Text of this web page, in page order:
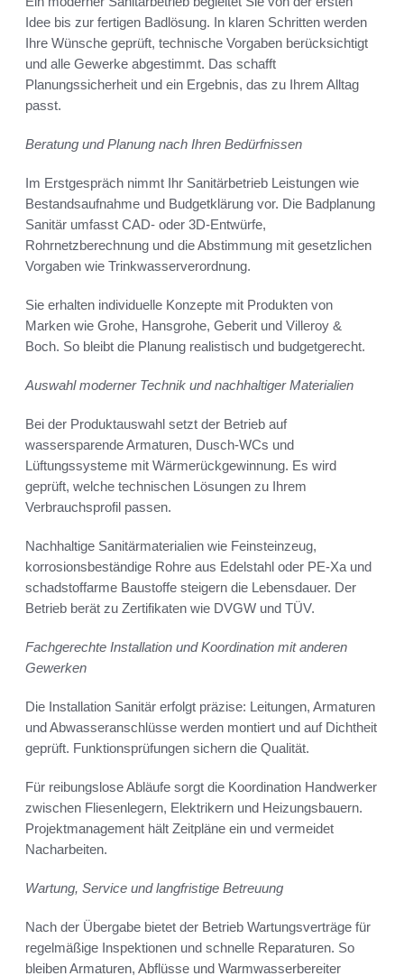
Idee bis zur fertigen Badlösung. In klaren Schritten werden
Ihre Wünsche geprüft, technische Vorgaben berücksichtigt
und alle Gewerke abgestimmt. Das schafft
Planungssicherheit und ein Ergebnis, das zu Ihrem Alltag
passt.
Beratung und Planung nach Ihren Bedürfnissen
Im Erstgespräch nimmt Ihr Sanitärbetrieb Leistungen wie
Bestandsaufnahme und Budgetklärung vor. Die Badplanung
Sanitär umfasst CAD- oder 3D-Entwürfe,
Rohrnetzberechnung und die Abstimmung mit gesetzlichen
Vorgaben wie Trinkwasserverordnung.
Sie erhalten individuelle Konzepte mit Produkten von
Marken wie Grohe, Hansgrohe, Geberit und Villeroy &
Boch. So bleibt die Planung realistisch und budgetgerecht.
Auswahl moderner Technik und nachhaltiger Materialien
Bei der Produktauswahl setzt der Betrieb auf
wassersparende Armaturen, Dusch-WCs und
Lüftungssysteme mit Wärmerückgewinnung. Es wird
geprüft, welche technischen Lösungen zu Ihrem
Verbrauchsprofil passen.
Nachhaltige Sanitärmaterialien wie Feinsteinzeug,
korrosionsbeständige Rohre aus Edelstahl oder PE-Xa und
schadstoffarme Baustoffe steigern die Lebensdauer. Der
Betrieb berät zu Zertifikaten wie DVGW und TÜV.
Fachgerechte Installation und Koordination mit anderen
Gewerken
Die Installation Sanitär erfolgt präzise: Leitungen, Armaturen
und Abwasseranschlüsse werden montiert und auf Dichtheit
geprüft. Funktionsprüfungen sichern die Qualität.
Für reibungslose Abläufe sorgt die Koordination Handwerker
zwischen Fliesenlegern, Elektrikern und Heizungsbauern.
Projektmanagement hält Zeitpläne ein und vermeidet
Nacharbeiten.
Wartung, Service und langfristige Betreuung
Nach der Übergabe bietet der Betrieb Wartungsverträge für
regelmäßige Inspektionen und schnelle Reparaturen. So
bleiben Armaturen, Abflüsse und Warmwasserbereiter